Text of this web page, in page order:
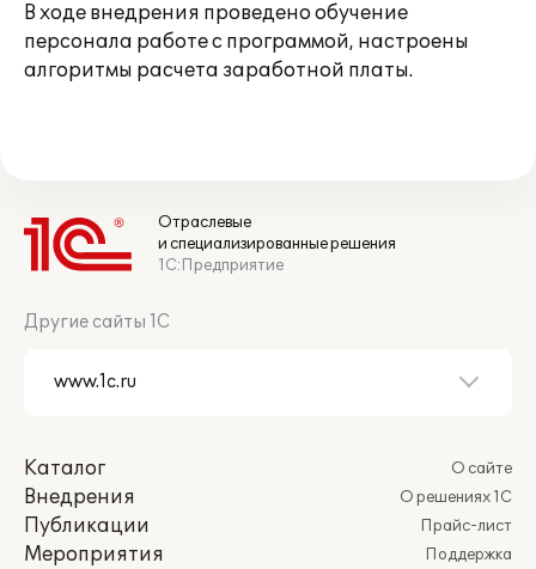
В ходе внедрения проведено обучение
персонала работе с программой, настроены
алгоритмы расчета заработной платы.
Отраслевые
и специализированные решения
1С:Предприятие
Другие сайты 1С
Каталог
Внедрения
Публикации
Мероприятия
О сайте
О решениях 1С
Прайс-лист
Поддержка